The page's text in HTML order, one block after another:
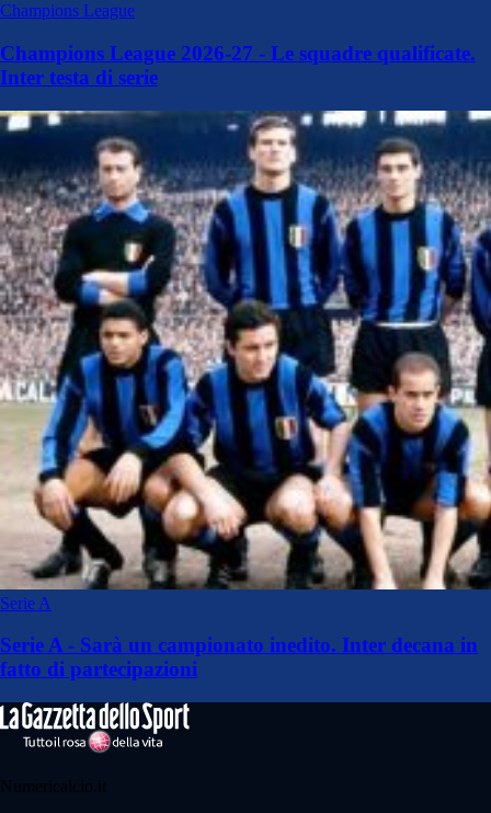
Champions League
Champions League 2026-27 - Le squadre qualificate.
Inter testa di serie
Serie A
Serie A - Sarà un campionato inedito. Inter decana in
fatto di partecipazioni
Numericalcio.it